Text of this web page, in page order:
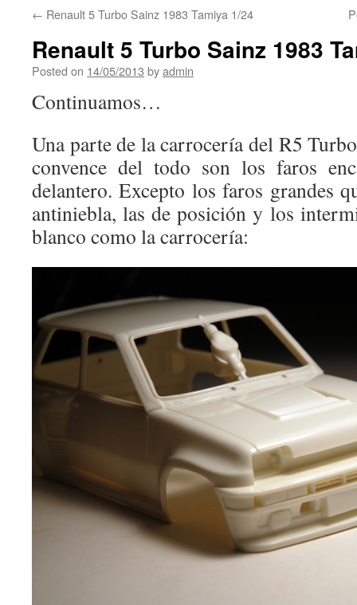
← Renault 5 Turbo Sainz 1983 Tamiya 1/24
Renault 5 Turbo Sainz 1983
Posted on 14/05/2013 byadmin
Continuamos…
Una parte de la carrocería del R5
convence del todo son los faros
delantero. Excepto los faros grandes
antiniebla, las de posición y los
blanco como la carrocería: